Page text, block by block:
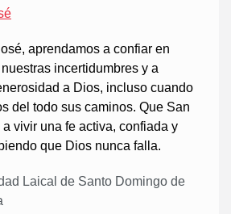
aprendamos a confiar en
incertidumbres y a
a Dios, incluso cuando
del todo sus caminos. Que San
vivir una fe activa, confiada y
que Dios nunca falla.
Laical de Santo Domingo de